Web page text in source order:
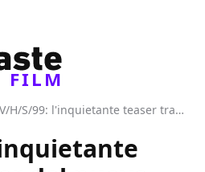
FILM
V/H/S/99: l'inquietante teaser trailer del nuovo progetto horror antologico